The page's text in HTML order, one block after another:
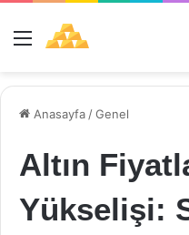
Menü
Anasayfa /Genel
Altın
Yükselişi: